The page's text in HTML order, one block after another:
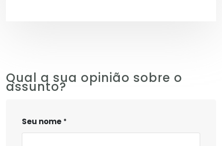
Qual a sua opinião sobre o
assunto?
Seu nome